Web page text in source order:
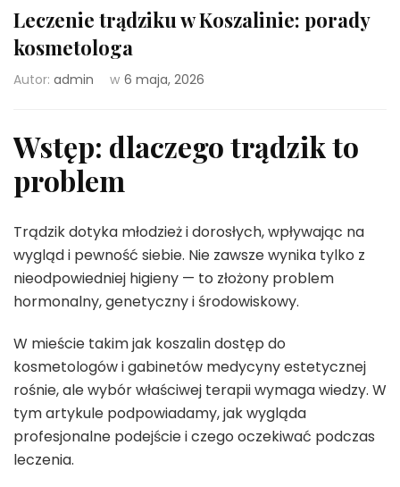
Leczenie trądziku w Koszalinie: porady
kosmetologa
Autor: admin w 6 maja, 2026
Wstęp: dlaczego trądzik to
problem
Trądzik dotyka młodzież i dorosłych, wpływając na
wygląd i pewność siebie. Nie zawsze wynika tylko z
nieodpowiedniej higieny — to złożony problem
hormonalny, genetyczny i środowiskowy.
W mieście takim jak koszalin dostęp do
kosmetologów i gabinetów medycyny estetycznej
rośnie, ale wybór właściwej terapii wymaga wiedzy. W
tym artykule podpowiadamy, jak wygląda
profesjonalne podejście i czego oczekiwać podczas
leczenia.